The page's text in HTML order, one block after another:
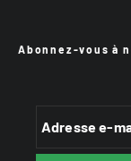
Abonnez-vous à